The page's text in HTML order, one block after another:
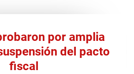
por amplia
del pacto
fiscal